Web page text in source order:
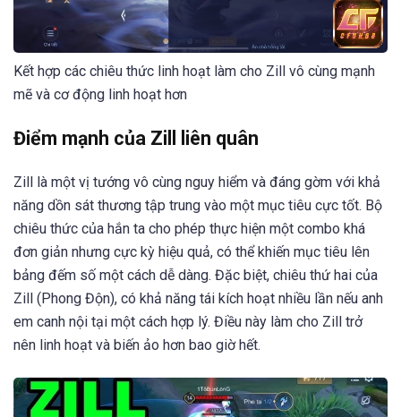
Kết hợp các chiêu thức linh hoạt làm cho Zill vô cùng mạnh
mẽ và cơ động linh hoạt hơn
Điểm mạnh của Zill liên quân
Zill là một vị tướng vô cùng nguy hiểm và đáng gờm với khả
năng dồn sát thương tập trung vào một mục tiêu cực tốt. Bộ
chiêu thức của hắn ta cho phép thực hiện một combo khá
đơn giản nhưng cực kỳ hiệu quả, có thể khiến mục tiêu lên
bảng đếm số một cách dễ dàng. Đặc biệt, chiêu thứ hai của
Zill (Phong Độn), có khả năng tái kích hoạt nhiều lần nếu anh
em canh nội tại một cách hợp lý. Điều này làm cho Zill trở
nên linh hoạt và biến ảo hơn bao giờ hết.